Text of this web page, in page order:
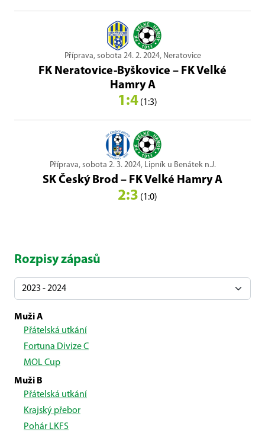
Příprava, sobota 24. 2. 2024, Neratovice
FK Neratovice-Byškovice – FK Velké
Hamry A
1:4 (1:3)
Příprava, sobota 2. 3. 2024, Lipník u Benátek n.J.
SK Český Brod – FK Velké Hamry A
2:3 (1:0)
Rozpisy zápasů
Muži A
Přátelská utkání
Fortuna Divize C
MOL Cup
Muži B
Přátelská utkání
Krajský přebor
Pohár LKFS